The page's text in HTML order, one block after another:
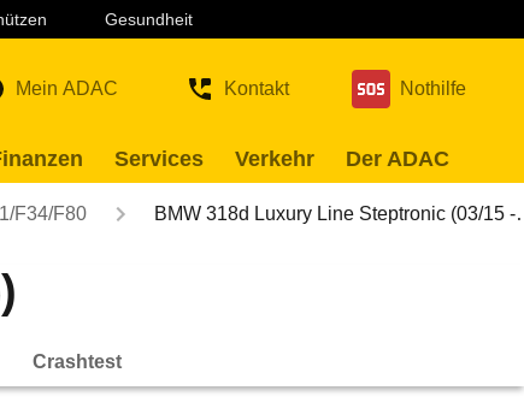
Gesundheit
Mein ADAC Kontakt Nothilfe
Services Verkehr Der ADAC
F34/F80 BMW 318d Luxury Line Steptronic (03/15
Crashtest